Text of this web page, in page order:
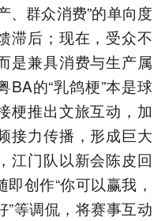
、群众消费”的单向度
滞后；现在，受众不
是兼具消费与生产属
BA的“乳鸽梗”本是球
梗推出文旅互动，加
接力传播，形成巨大
江门队以新会陈皮回
创作“你可以赢我，
等调侃，将赛事互动